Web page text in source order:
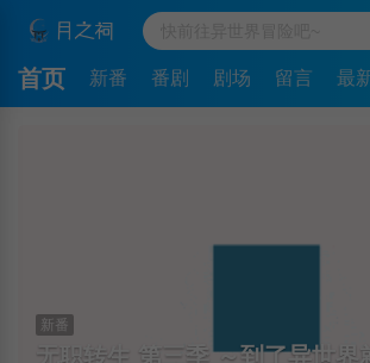
首页 新番 番剧 剧场 留言 最
新番